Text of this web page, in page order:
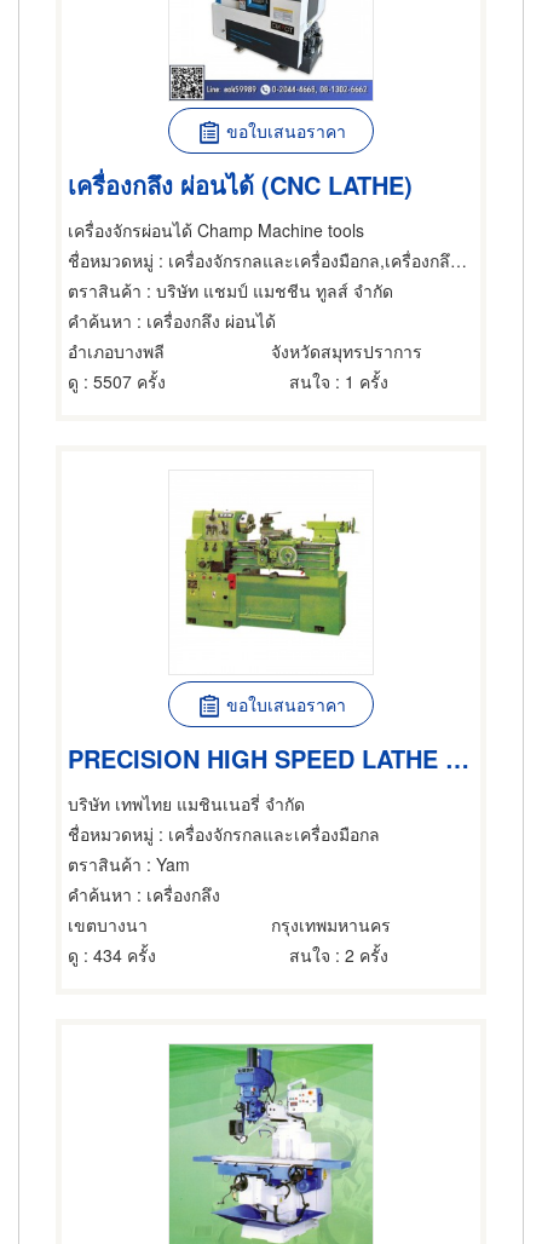
ขอใบเสนอราคา
เครื่องกลึง ผ่อนได้ (CNC LATHE)
เครื่องจักรผ่อนได้ Champ Machine tools
ชื่อหมวดหมู่ : เครื่องจักรกลและเครื่องมือกล,เครื่องกลึง หัวเครื่องและอุปกรณ์,ผู้รับจ้าง ผู้รับเหมากลึง
ตราสินค้า : บริษัท แชมป์ แมชชีน ทูลส์ จำกัด
คำค้นหา : เครื่องกลึง ผ่อนได้
อำเภอบางพลี
จังหวัดสมุทรปราการ
ดู : 5507 ครั้ง สนใจ : 1 ครั้ง
ขอใบเสนอราคา
PRECISION HIGH SPEED LATHE รุ่น CL-4070
บริษัท เทพไทย แมชินเนอรี่ จำกัด
ชื่อหมวดหมู่ : เครื่องจักรกลและเครื่องมือกล
ตราสินค้า : Yam
คำค้นหา : เครื่องกลึง
เขตบางนา
กรุงเทพมหานคร
ดู : 434 ครั้ง สนใจ : 2 ครั้ง